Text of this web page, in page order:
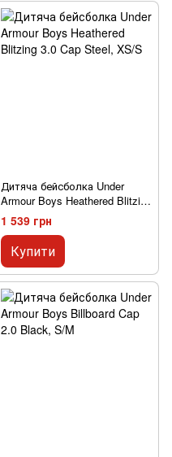
Дитяча бейсболка Under
Armour Boys Heathered Blitzing
3.0 Cap Steel
1 539 грн
Купити